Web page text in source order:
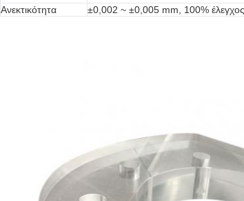
Ανεκτικότητα
±0,002 ~ ±0,005 mm, 100%